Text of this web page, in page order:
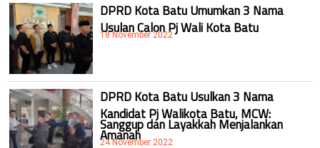
DPRD Kota Batu Umumkan 3 Nama
Usulan Calon Pj Wali Kota Batu
18 November 2022
DPRD Kota Batu Usulkan 3 Nama
Kandidat Pj Walikota Batu, MCW:
Sanggup dan Layakkah Menjalankan
Amanah
24 November 2022